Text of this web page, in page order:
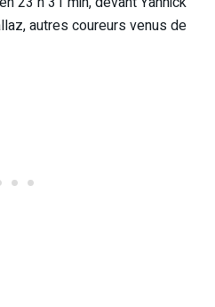
autres coureurs venus de